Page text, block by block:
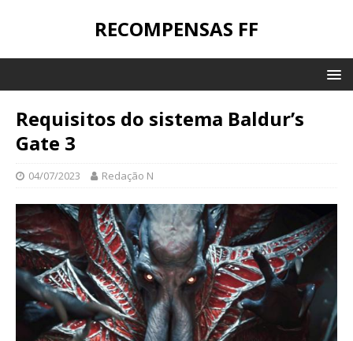
RECOMPENSAS FF
Requisitos do sistema Baldur’s
Gate 3
04/07/2023 Redação N